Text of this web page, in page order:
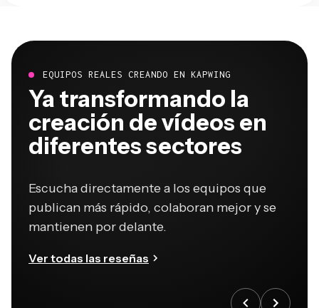
EQUIPOS REALES CREANDO EN KAPWING
Ya transformando la
creación de vídeos en
diferentes sectores
Escucha directamente a los equipos que
publican más rápido, colaboran mejor y se
mantienen por delante.
Ver todas las reseñas